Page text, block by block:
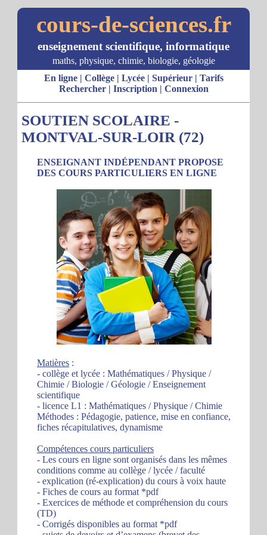
cours-de-sciences.fr
enseignement scientifique, informatique
maths, physique, chimie, biologie, géologie
En ligne| Collège| Lycée| Supérieur| Tarifs
Rechercher| Inscription | Connexion
SOUTIEN SCOLAIRE -
MONTVAL-SUR-LOIR (72)
ENSEIGNANT INDÉPENDANT PROPOSE
DES COURS PARTICULIERS EN LIGNE
Matières :
- collège et lycée : Mathématiques / Physique /
Chimie / Biologie / Géologie / Enseignement
scientifique
- licence L1 : Mathématiques / Physique / Chimie
Méthodes : Pédagogie, patience, mise en confiance,
fiches récapitulatives, dynamisme
Compétences cours particuliers
- Les cours en ligne sont organisés dans les mêmes
conditions comme au collège / lycée / faculté
- explication (ré-explication) du cours à voix haute
- Fiches de cours au format *pdf
- Exercices de méthode et compréhension du cours
(TD)
- Corrigés disponibles au format *pdf